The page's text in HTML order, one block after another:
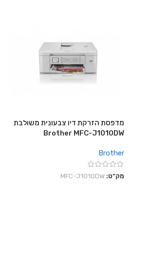
מדפסת הזרקת דיו צבעונית משולבת
Brother MFC-J1010DW
Brother
מק"ט: MFC-J1010DW